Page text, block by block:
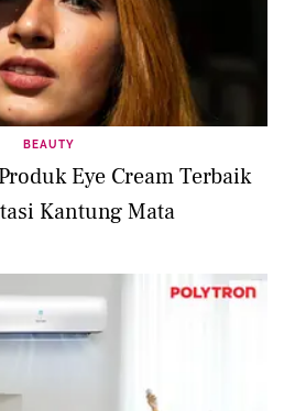
BEAUTY
Eye Cream Terbaik
Kantung Mata